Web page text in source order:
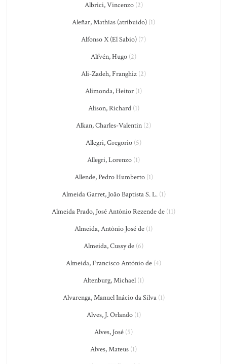
Albrici, Vincenzo(2)
Aleñar, Mathías (atribuido) (1)
Alfonso X (El Sabio) (7)
Alfvén, Hugo (2)
Ali-Zadeh, Franghiz (2)
Alimonda, Heitor (1)
Alison, Richard(1)
Alkan, Charles-Valentin (2)
Allegri, Gregorio (5)
Allegri, Lorenzo (1)
Allende, Pedro Humberto(1)
Almeida Garret, João Baptista S. L.(1)
Almeida Prado, José Antônio Rezende de (11)
Almeida, Antônio José de (1)
Almeida, Cussy de (6)
Almeida, Francisco António de (4)
Altenburg, Michael (1)
Alvarenga, Manuel Inácio da Silva(1)
Alves, J. Orlando(1)
Alves, José (5)
Alves, Mateus (1)